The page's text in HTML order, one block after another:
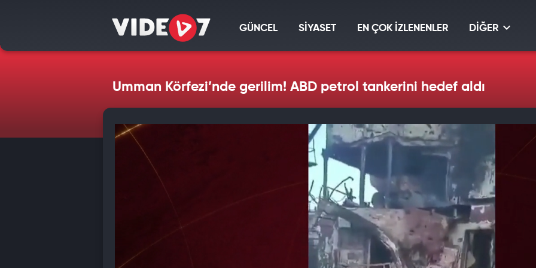
GÜNCEL SİYASET EN ÇOK İZLENENLER DİĞER
Umman Körfezi’nde gerilim! ABD petrol tankerini hedef aldı